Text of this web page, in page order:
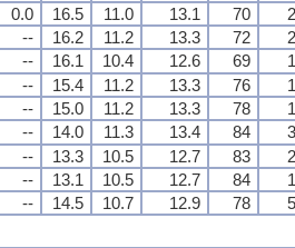
0.0 16.5 11.0 13.1 70
-- 16.2 11.2 13.3 72
-- 16.1 10.4 12.6 69
-- 15.4 11.2 13.3 76
-- 15.0 11.2 13.3 78
-- 14.0 11.3 13.4 84
-- 13.3 10.5 12.7 83
-- 13.1 10.5 12.7 84
-- 14.5 10.7 12.9 78